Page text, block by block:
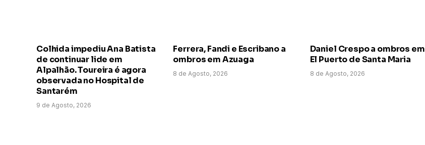
Colhida impediu Ana Batista
de continuar lide em
Alpalhão. Toureira é agora
observada no Hospital de
Santarém
9 de Agosto, 2026
Ferrera, Fandi e Escribano a
ombros em Azuaga
8 de Agosto, 2026
Daniel Crespo a ombros em
El Puerto de Santa Maria
8 de Agosto, 2026